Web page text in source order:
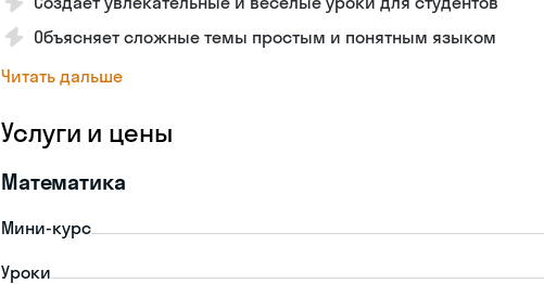
Объясняет сложные темы простым и понятным языком
Читать дальше
Услуги и цены
Математика
Мини-курс
Уроки